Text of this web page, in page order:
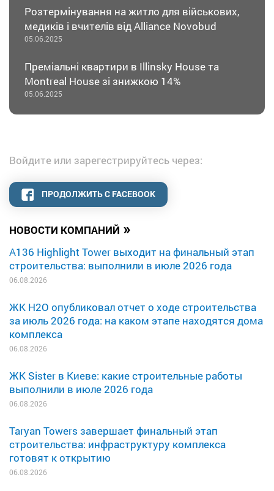
НОВОСТИ КОМПАНИЙ »
A136 Highlight Tower выходит на финальный этап
строительства: выполнили в июле 2026 года
06.08.2026
ЖК H2O опубликовал отчет о ходе строительства
за июль 2026 года: на каком этапе находятся дома
комплекса
06.08.2026
ЖК Sister в Киеве: какие строительные работы
выполнили в июле 2026 года
06.08.2026
Taryan Towers завершает финальный этап
строительства: инфраструктуру комплекса
готовят к открытию
06.08.2026
Розтермінування на житло для військових,
медиків і вчителів від Alliance Novobud
05.06.2025
Преміальні квартири в Illinsky House та
Montreal House зі знижкою 14%
05.06.2025
Войдите или зарегестрируйтесь через:
ПРОДОЛЖИТЬ С FACEBOOK